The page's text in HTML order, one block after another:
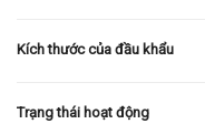
Kích thước của đầu khẩu
Trạng thái hoạt động